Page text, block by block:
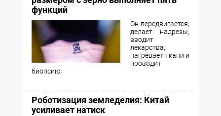
функций
Он передвигается,
делает надрезы,
вводит
лекарства,
нагревает ткани и
проводит
биопсию.
Роботизация земледелия: Китай
усиливает натиск